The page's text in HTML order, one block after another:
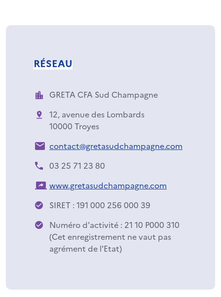
RÉSEAU
GRETA CFA Sud Champagne
12, avenue des Lombards
10000 Troyes
contact@gretasudchampagne.com
03 25 71 23 80
www.gretasudchampagne.com
SIRET : 191 000 256 000 39
Numéro d'activité : 21 10 P000 310
(Cet enregistrement ne vaut pas
agrément de l'Etat)